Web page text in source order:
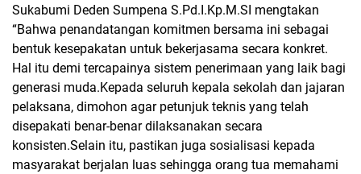
Sukabumi Deden Sumpena S.Pd.I.Kp.M.SI mengtakan
“Bahwa penandatangan komitmen bersama ini sebagai
bentuk kesepakatan untuk bekerjasama secara konkret.
Hal itu demi tercapainya sistem penerimaan yang laik bagi
generasi muda.Kepada seluruh kepala sekolah dan jajaran
pelaksana, dimohon agar petunjuk teknis yang telah
disepakati benar-benar dilaksanakan secara
konsisten.Selain itu, pastikan juga sosialisasi kepada
masyarakat berjalan luas sehingga orang tua memahami